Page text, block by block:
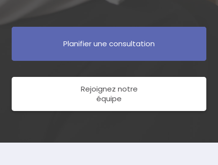
Planifier une consultation
Rejoignez notre
équipe